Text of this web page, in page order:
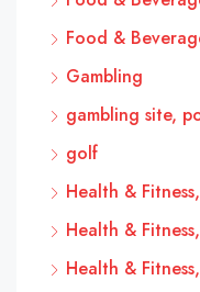
Food &
Gambling
gambling site,
golf
Health &
Health &
Health &